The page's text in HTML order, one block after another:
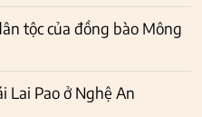
tộc của đồng bào Mông
Lai Pao ở Nghệ An